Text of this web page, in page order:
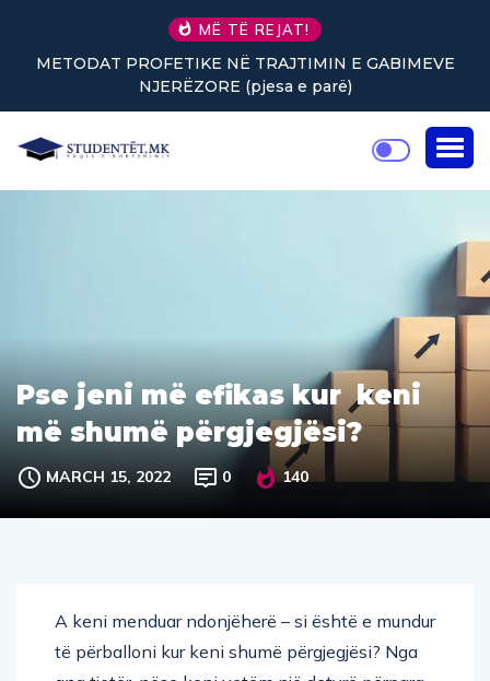
MË TË REJAT!
METODAT PROFETIKE NË TRAJTIMIN E GABIMEVE
NJERËZORE (pjesa e parë)
Pse jeni më efikas kur keni
më shumë përgjegjësi?
MARCH 15, 2022 0 140
A keni menduar ndonjëherë – si është e mundur
të përballoni kur keni shumë përgjegjësi? Nga